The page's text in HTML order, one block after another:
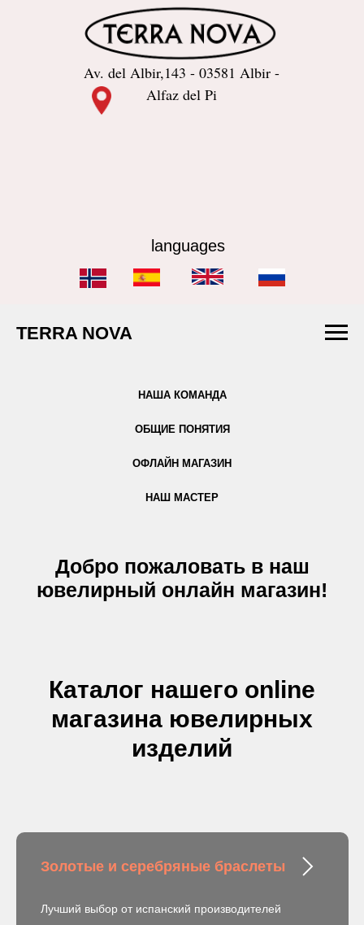
Av. del Albir,143 - 03581 Albir -
Alfaz del Pi
languages
TERRA NOVA
НАША КОМАНДА
ОБЩИЕ ПОНЯТИЯ
ОФЛАЙН МАГАЗИН
НАШ МАСТЕР
Добро пожаловать в наш
ювелирный онлайн магазин!
Каталог нашего online
магазина ювелирных
изделий
Золотые и серебряные браслеты
Лучший выбор от испанский производителей